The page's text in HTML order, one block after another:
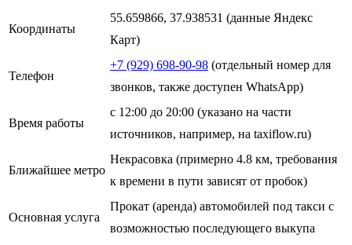
Координаты
55.659866, 37.938531 (данные Яндекс
Карт)
Телефон
+7 (929) 698-90-98 (отдельный номер для
звонков, также доступен WhatsApp)
Время работы
с 12:00 до 20:00 (указано на части
источников, например, на taxiflow.ru)
Ближайшее метро
Некрасовка (примерно 4.8 км, требования
к времени в пути зависят от пробок)
Основная услуга
Прокат (аренда) автомобилей под такси с
возможностью последующего выкупа